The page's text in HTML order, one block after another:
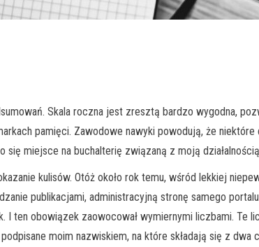
Skala roczna jest zresztą bardzo wygodna,
pamięci. Zawodowe nawyki powodują, że
miejsce na buchalterię związaną z moją
kulisów. Otóż około rok temu, wśród lekkiej
publikacjami, administracyjną stronę samego
ten obowiązek zaowocował wymiernymi liczbami. Te
moim nazwiskiem, na które składają się z